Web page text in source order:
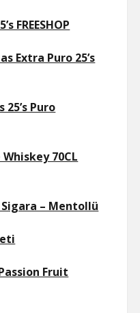
FREESHOP
Extra Puro 25’s
Puro
70CL
– Mentollü
Fruit